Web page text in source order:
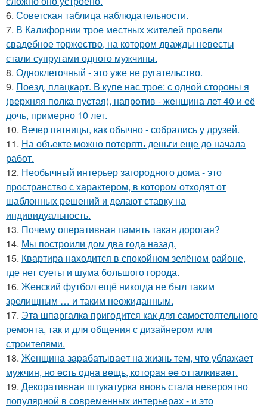
6. Советская таблица наблюдательности.
7. В Калифорнии трое местных жителей провели
свадебное торжество, на котором дважды невесты
стали супругами одного мужчины.
8. Одноклеточный - это уже не ругательство.
9. Поезд, плацкарт. В купе нас трое: с одной стороны я
(верхняя полка пустая), напротив - женщина лет 40 и её
дочь, примерно 10 лет.
10. Вечер пятницы, как обычно - собрались у друзей.
11. На объекте можно потерять деньги еще до начала
работ.
12. Необычный интерьер загородного дома - это
пространство с характером, в котором отходят от
шаблонных решений и делают ставку на
индивидуальность.
13. Почему оперативная память такая дорогая?
14. Мы построили дом два года назад.
15. Квартира находится в спокойном зелёном районе,
где нет суеты и шума большого города.
16. Женский футбол ещё никогда не был таким
зрелищным … и таким неожиданным.
17. Эта шпаргалка пригодится как для самостоятельного
ремонта, так и для общения с дизайнером или
строителями.
18. Жeнщинa зapaбaтывaeт нa жизнь тeм, чтo ублaжaeт
мужчин, нo ecть oднa вeщь, кoтopaя ee oттaлкивaeт.
19. Декоративная штукатурка вновь стала невероятно
популярной в современных интерьерах - и это